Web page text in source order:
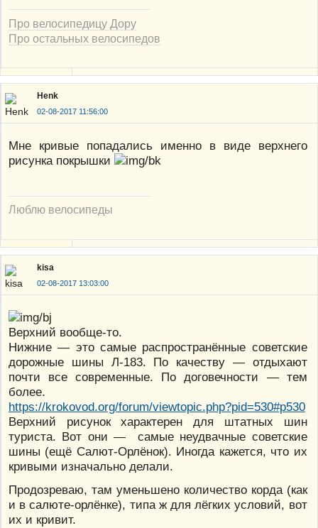
Про велосипедицу Дору
Про остальных велосипедов
Henk
02-08-2017 11:56:00
Мне кривые попадались именно в виде верхнего
рисунка покрышки
Люблю велосипеды
kisa
02-08-2017 13:03:00
Верхний вообще-то.
Нижние — это самые распространённые советские
дорожные шины Л-183. По качеству — отдыхают
почти все современные. По договечности — тем
более.
https://krokovod.org/forum/viewtopic.php?pid=530#p530
Верхний рисунок характерен для штатных шин
туриста. Вот они — самые неудвачные советские
шины (ещё Салют-Орлёнок). Иногда кажется, что их
кривыми изначально делали.
Продозреваю, там уменьшено количество корда (как
и в салюте-орлёнке), типа ж для лёгких условий, вот
их и кривит.